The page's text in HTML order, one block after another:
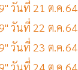
วันที่ 21 ต.ค.64
วันที่ 22 ต.ค.64
วันที่ 23 ต.ค.64
วันที่ 24 ต.ค.64